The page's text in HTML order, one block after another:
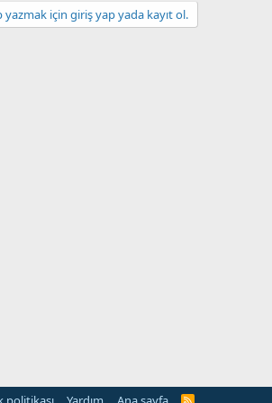
yazmak için giriş yap yada kayıt ol.
R